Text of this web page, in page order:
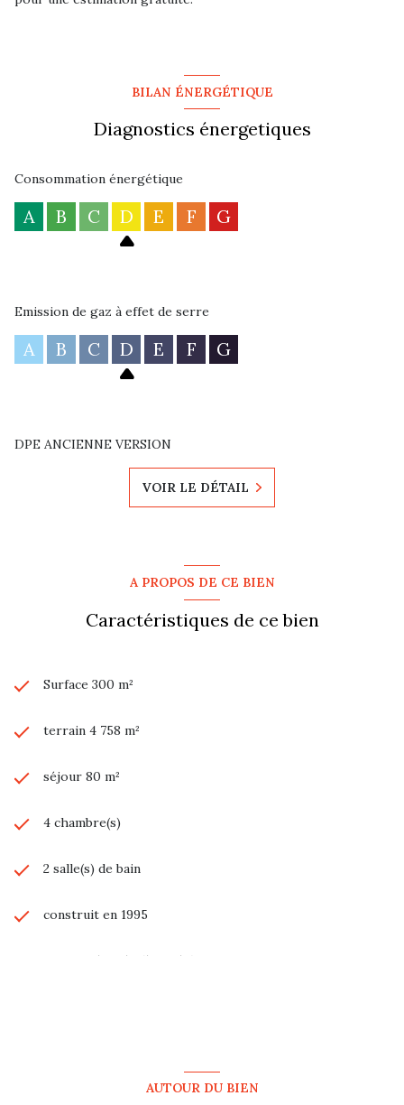
BILAN ÉNERGÉTIQUE
Diagnostics énergetiques
Consommation énergétique
A B C D E F G
Emission de gaz à effet de serre
A B C D E F G
DPE ANCIENNE VERSION
VOIR LE DÉTAIL
A PROPOS DE CE BIEN
Caractéristiques de ce bien
Surface 300 m²
terrain 4 758 m²
séjour 80 m²
4 chambre(s)
2 salle(s) de bain
construit en 1995
cuisine séparée (équipée)
AUTOUR DU BIEN